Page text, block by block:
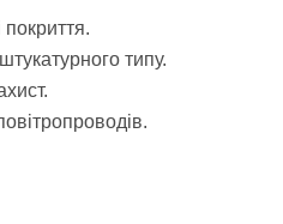
покриття.
типу.